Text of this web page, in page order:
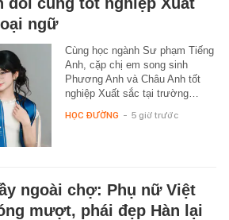
ngữ
Cùng học ngành Sư phạm Tiếng
Anh, cặp chị em song sinh
Phương Anh và Châu Anh tốt
nghiệp Xuất sắc tại trường…
HỌC ĐƯỜNG - 5 giờ trước
ngoài chợ: Phụ nữ Việt
mượt, phái đẹp Hàn lại